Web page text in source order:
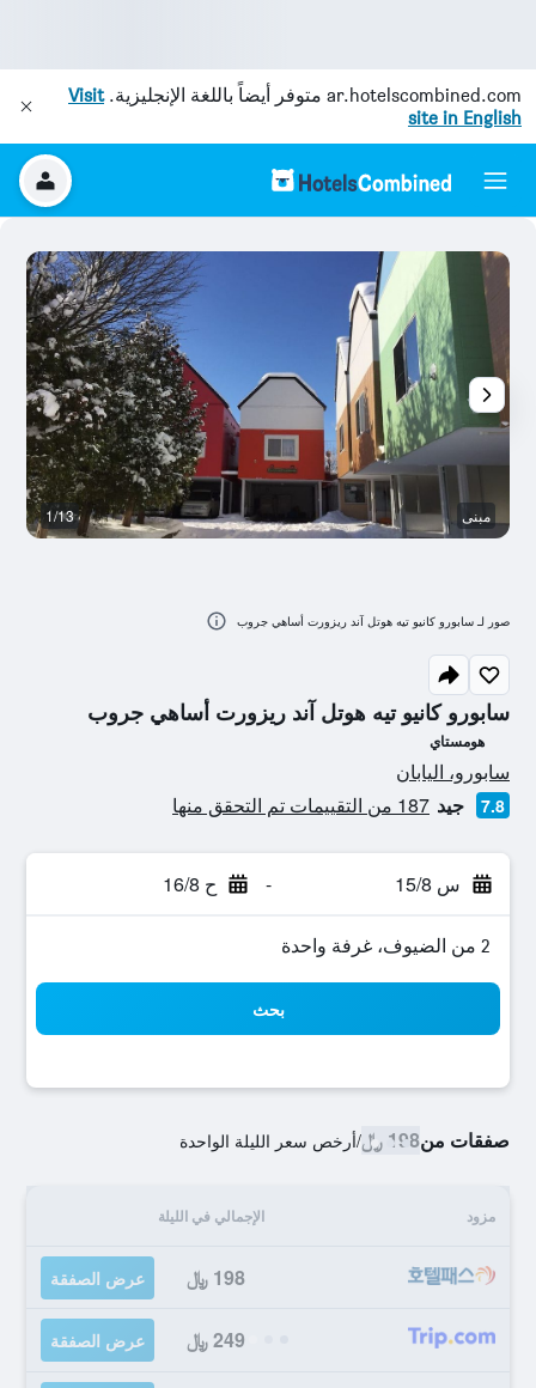
ar.hotelscombined.com متوفر أيضاً باللغة الإنجليزية.Visit
site in English
سابورو كانيو تيه هوتل آند ريزورت أساهي جروب
هومستاي
تقييم فئة 0
سابورو، اليابان
7.8 جيد 187 من التقييمات تم التحقق منها
س 15/8 - ح 16/8
2 من الضيوف، غرفة واحدة
بحث
صفقات من198 ﷼ /أرخص سعر الليلة الواحدة
مزود الإجمالي في الليلة
198 ﷼ عرض الصفقة
249 ﷼ عرض الصفقة
مبنى 1/13
صور لـ سابورو كانيو تيه هوتل آند ريزورت أساهي جروب